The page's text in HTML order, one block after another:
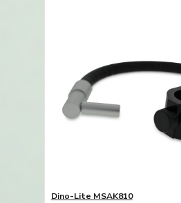
Dino-Lite MSAK810